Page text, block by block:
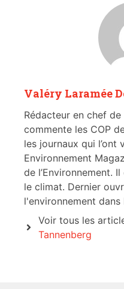
Valéry Laramée
Rédacteur en chef
commente les COP
les journaux qui l’ont
Environnement
de l’Environnement.
le climat. Dernier
l'environnement dans
Voir tous les
Tannenberg